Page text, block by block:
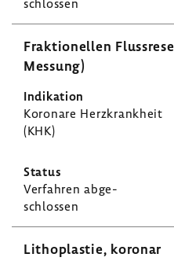
schlossen
Frak­tio­nellen
Messung)
Koro­nare Herz­krank­heit
(KHK)
Verfahren abge­
schlossen
Litho­plastie, koronar